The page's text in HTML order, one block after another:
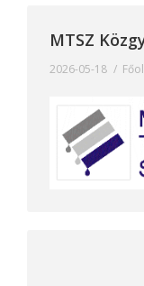
MTSZ
2026-05-18